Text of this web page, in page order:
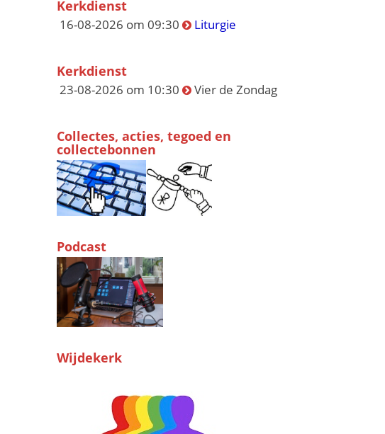
Kerkdienst
16-08-2026 om 09:30 Liturgie
Kerkdienst
23-08-2026 om 10:30 Vier de Zondag
Collectes, acties, tegoed en
collectebonnen
Podcast
Wijdekerk